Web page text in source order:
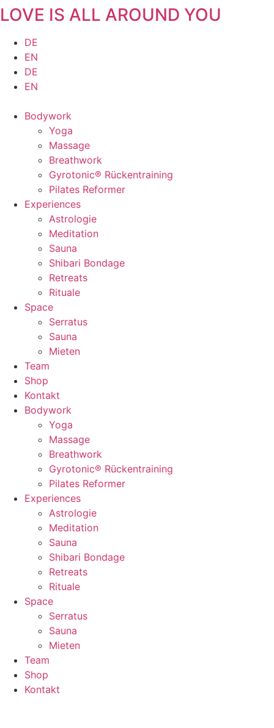
Zum
springen
LOVE IS ALL AROUND YOU
DE
EN
DE
EN
Bodywork
Yoga
Massage
Breathwork
Gyrotonic® Rückentraining
Pilates Reformer
Experiences
Astrologie
Meditation
Sauna
Shibari Bondage
Retreats
Rituale
Space
Serratus
Sauna
Mieten
Team
Shop
Kontakt
Bodywork
Yoga
Massage
Breathwork
Gyrotonic® Rückentraining
Pilates Reformer
Experiences
Astrologie
Meditation
Sauna
Shibari Bondage
Retreats
Rituale
Space
Serratus
Sauna
Mieten
Team
Shop
Kontakt